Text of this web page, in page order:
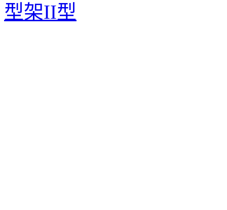
型架II型